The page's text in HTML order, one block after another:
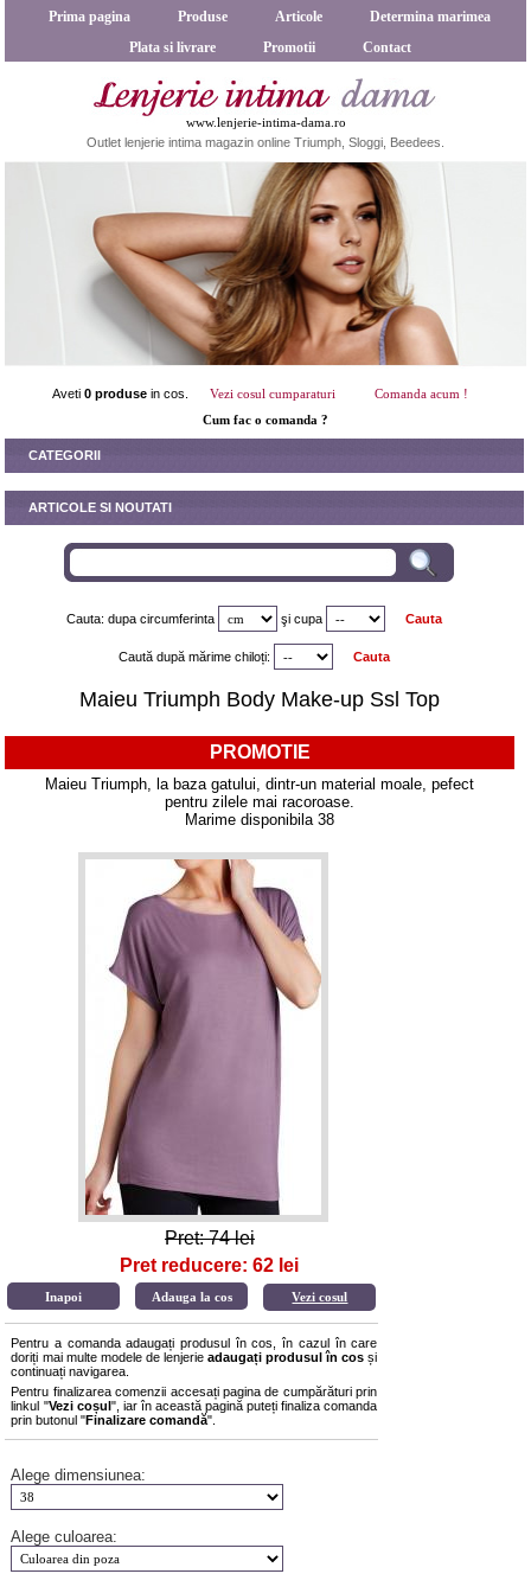
Prima pagina Produse Articole
Determina marimea
Plata si livrare
Promotii Contact
www.lenjerie-intima-dama.ro
Outlet lenjerie intima magazin online Triumph, Sloggi, Beedees.
Aveti 0 produsein cos. Vezi cosul cumparaturi
Comanda acum !
Cum fac o comanda ?
CATEGORII
ARTICOLE SI NOUTATI
Cauta: dupa circumferinta şi cupa
Caută după mărime chiloți:
Maieu Triumph Body Make-up Ssl Top
PROMOTIE
Maieu Triumph, la baza gatului, dintr-un material moale, pefect
pentru zilele mai racoroase.
Marime disponibila 38
Pret: 74 lei
Pret reducere: 62 lei
Vezi cosul
Pentru a comanda adaugați produsul în cos, în cazul în care
doriți mai multe modele de lenjerie adaugați produsul în cos și
continuați navigarea.
Pentru finalizarea comenzii accesați pagina de cumpărături prin
linkul "Vezi coșul", iar în această pagină puteți finaliza comanda
prin butonul "Finalizare comandă".
Alege dimensiunea:
Alege culoarea: